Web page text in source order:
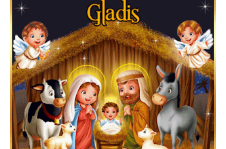
Feliz Navidad y próspero Año Nuevo Edmunda